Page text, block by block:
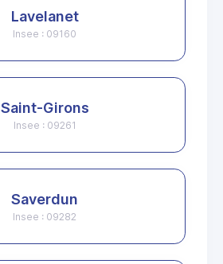
Lavelanet
Insee : 09160
Saint-Girons
Insee : 09261
Saverdun
Insee : 09282